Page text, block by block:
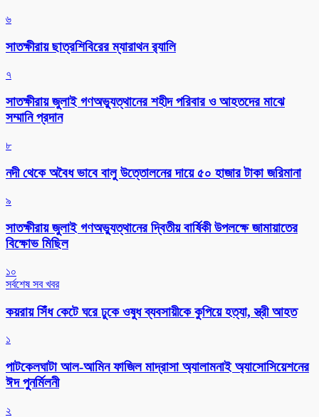
৬
সাতক্ষীরায় ছাত্রশিবিরের ম্যারাথন র‌্যালি
৭
সাতক্ষীরায় জুলাই গণঅভ্যুত্থানের শহীদ পরিবার ও আহতদের মাঝে
সম্মানি প্রদান
৮
নদী থেকে অবৈধ ভাবে বালু উত্তোলনের দায়ে ৫০ হাজার টাকা জরিমানা
৯
সাতক্ষীরায় জুলাই গণঅভ্যুত্থানের দ্বিতীয় বার্ষিকী উপলক্ষে জামায়াতের
বিক্ষোভ মিছিল
১০
সর্বশেষ সব খবর
কয়রায় সিঁধ কেটে ঘরে ঢুকে ওষুধ ব্যবসায়ীকে কুপিয়ে হত্যা, স্ত্রী আহত
১
পাটকেলঘাটা আল-আমিন ফাজিল মাদ্রাসা অ্যালামনাই অ্যাসোসিয়েশনের
ঈদ পুনর্মিলনী
২